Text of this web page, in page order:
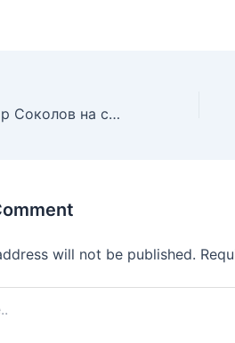
Концерт на Лазар Соколов на саксофон и Емилија Кабранова – Филипова, пијано
will not be published.